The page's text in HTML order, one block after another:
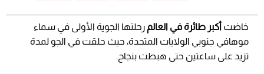
خاضت أكبر طائرة في العالم رحلتها الجوية الأولى في سماء
موهافي جنوبي الولايات المتحدة، حيث حلقت في الجو لمدة
تزيد على ساعتين حتى هبطت بنجاح.